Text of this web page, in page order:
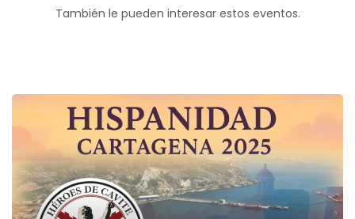
También le pueden interesar estos eventos.